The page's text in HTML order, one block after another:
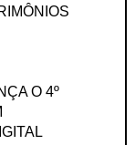
O 4º